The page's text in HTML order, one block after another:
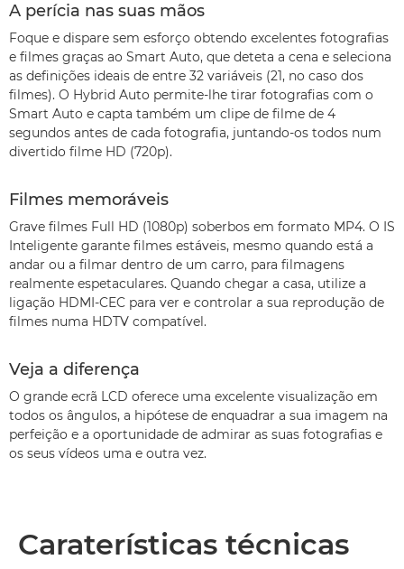
A perícia nas suas mãos
Foque e dispare sem esforço obtendo excelentes fotografias
e filmes graças ao Smart Auto, que deteta a cena e seleciona
as definições ideais de entre 32 variáveis (21, no caso dos
filmes). O Hybrid Auto permite-lhe tirar fotografias com o
Smart Auto e capta também um clipe de filme de 4
segundos antes de cada fotografia, juntando-os todos num
divertido filme HD (720p).
Filmes memoráveis
Grave filmes Full HD (1080p) soberbos em formato MP4. O IS
Inteligente garante filmes estáveis, mesmo quando está a
andar ou a filmar dentro de um carro, para filmagens
realmente espetaculares. Quando chegar a casa, utilize a
ligação HDMI-CEC para ver e controlar a sua reprodução de
filmes numa HDTV compatível.
Veja a diferença
O grande ecrã LCD oferece uma excelente visualização em
todos os ângulos, a hipótese de enquadrar a sua imagem na
perfeição e a oportunidade de admirar as suas fotografias e
os seus vídeos uma e outra vez.
Caraterísticas técnicas